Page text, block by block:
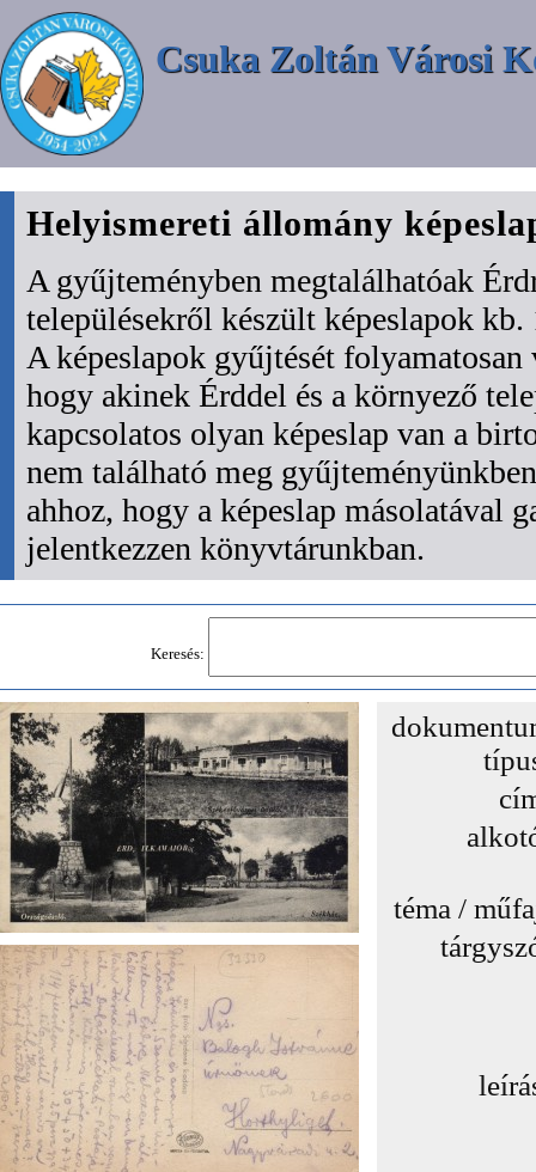
Csuka Zoltán Városi
Helyismereti állomány
A gyűjteményben megtalálhatóak
településekről készült képeslapok
A képeslapok gyűjtését
hogy akinek Érddel és a környező
kapcsolatos olyan képeslap van a
nem található meg
ahhoz, hogy a képeslap másolatával
jelentkezzen könyvtárunkban.
Keresés:
téma /